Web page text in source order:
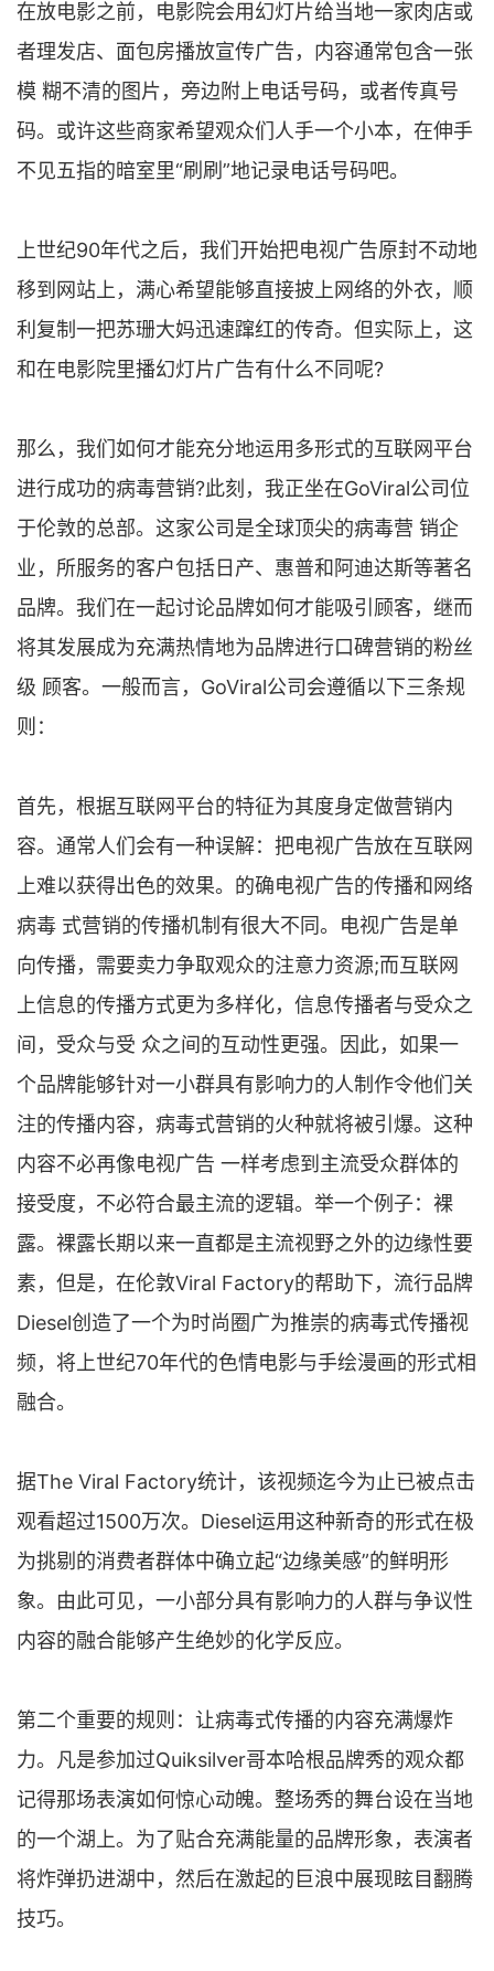
在放电影之前，电影院会用幻灯片给当地一家肉店或
者理发店、面包房播放宣传广告，内容通常包含一张
模 糊不清的图片，旁边附上电话号码，或者传真号
码。或许这些商家希望观众们人手一个小本，在伸手
不见五指的暗室里“刷刷”地记录电话号码吧。
上世纪90年代之后，我们开始把电视广告原封不动地
移到网站上，满心希望能够直接披上网络的外衣，顺
利复制一把苏珊大妈迅速蹿红的传奇。但实际上，这
和在电影院里播幻灯片广告有什么不同呢?
那么，我们如何才能充分地运用多形式的互联网平台
进行成功的病毒营销?此刻，我正坐在GoViral公司位
于伦敦的总部。这家公司是全球顶尖的病毒营 销企
业，所服务的客户包括日产、惠普和阿迪达斯等著名
品牌。我们在一起讨论品牌如何才能吸引顾客，继而
将其发展成为充满热情地为品牌进行口碑营销的粉丝
级 顾客。一般而言，GoViral公司会遵循以下三条规
则：
首先，根据互联网平台的特征为其度身定做营销内
容。通常人们会有一种误解：把电视广告放在互联网
上难以获得出色的效果。的确电视广告的传播和网络
病毒 式营销的传播机制有很大不同。电视广告是单
向传播，需要卖力争取观众的注意力资源;而互联网
上信息的传播方式更为多样化，信息传播者与受众之
间，受众与受 众之间的互动性更强。因此，如果一
个品牌能够针对一小群具有影响力的人制作令他们关
注的传播内容，病毒式营销的火种就将被引爆。这种
内容不必再像电视广告 一样考虑到主流受众群体的
接受度，不必符合最主流的逻辑。举一个例子：裸
露。裸露长期以来一直都是主流视野之外的边缘性要
素，但是，在伦敦Viral Factory的帮助下，流行品牌
Diesel创造了一个为时尚圈广为推崇的病毒式传播视
频，将上世纪70年代的色情电影与手绘漫画的形式相
融合。
据The Viral Factory统计，该视频迄今为止已被点击
观看超过1500万次。Diesel运用这种新奇的形式在极
为挑剔的消费者群体中确立起“边缘美感”的鲜明形
象。由此可见，一小部分具有影响力的人群与争议性
内容的融合能够产生绝妙的化学反应。
第二个重要的规则：让病毒式传播的内容充满爆炸
力。凡是参加过Quiksilver哥本哈根品牌秀的观众都
记得那场表演如何惊心动魄。整场秀的舞台设在当地
的一个湖上。为了贴合充满能量的品牌形象，表演者
将炸弹扔进湖中，然后在激起的巨浪中展现眩目翻腾
技巧。